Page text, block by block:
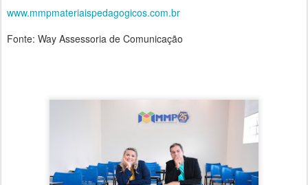
www.mmpmateriaispedagogicos.com.br
Fonte: Way Assessoria de Comunicação